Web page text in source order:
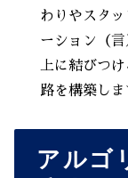
わりやスタ
ーション（
上に結びつ
路を構築しま
アルゴ